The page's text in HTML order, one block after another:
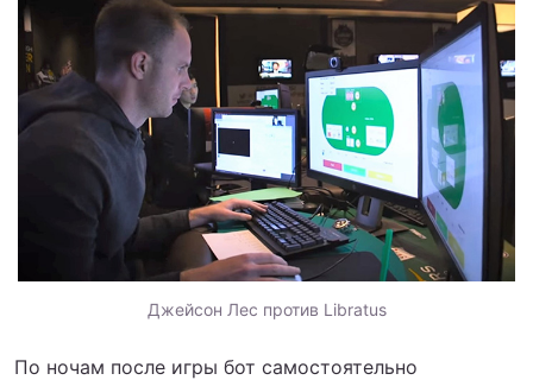
Джейсон Лес против Libratus
По ночам после игры бот самостоятельно